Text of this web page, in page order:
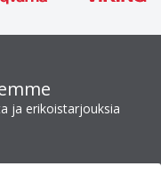
ja erikoistarjouksia